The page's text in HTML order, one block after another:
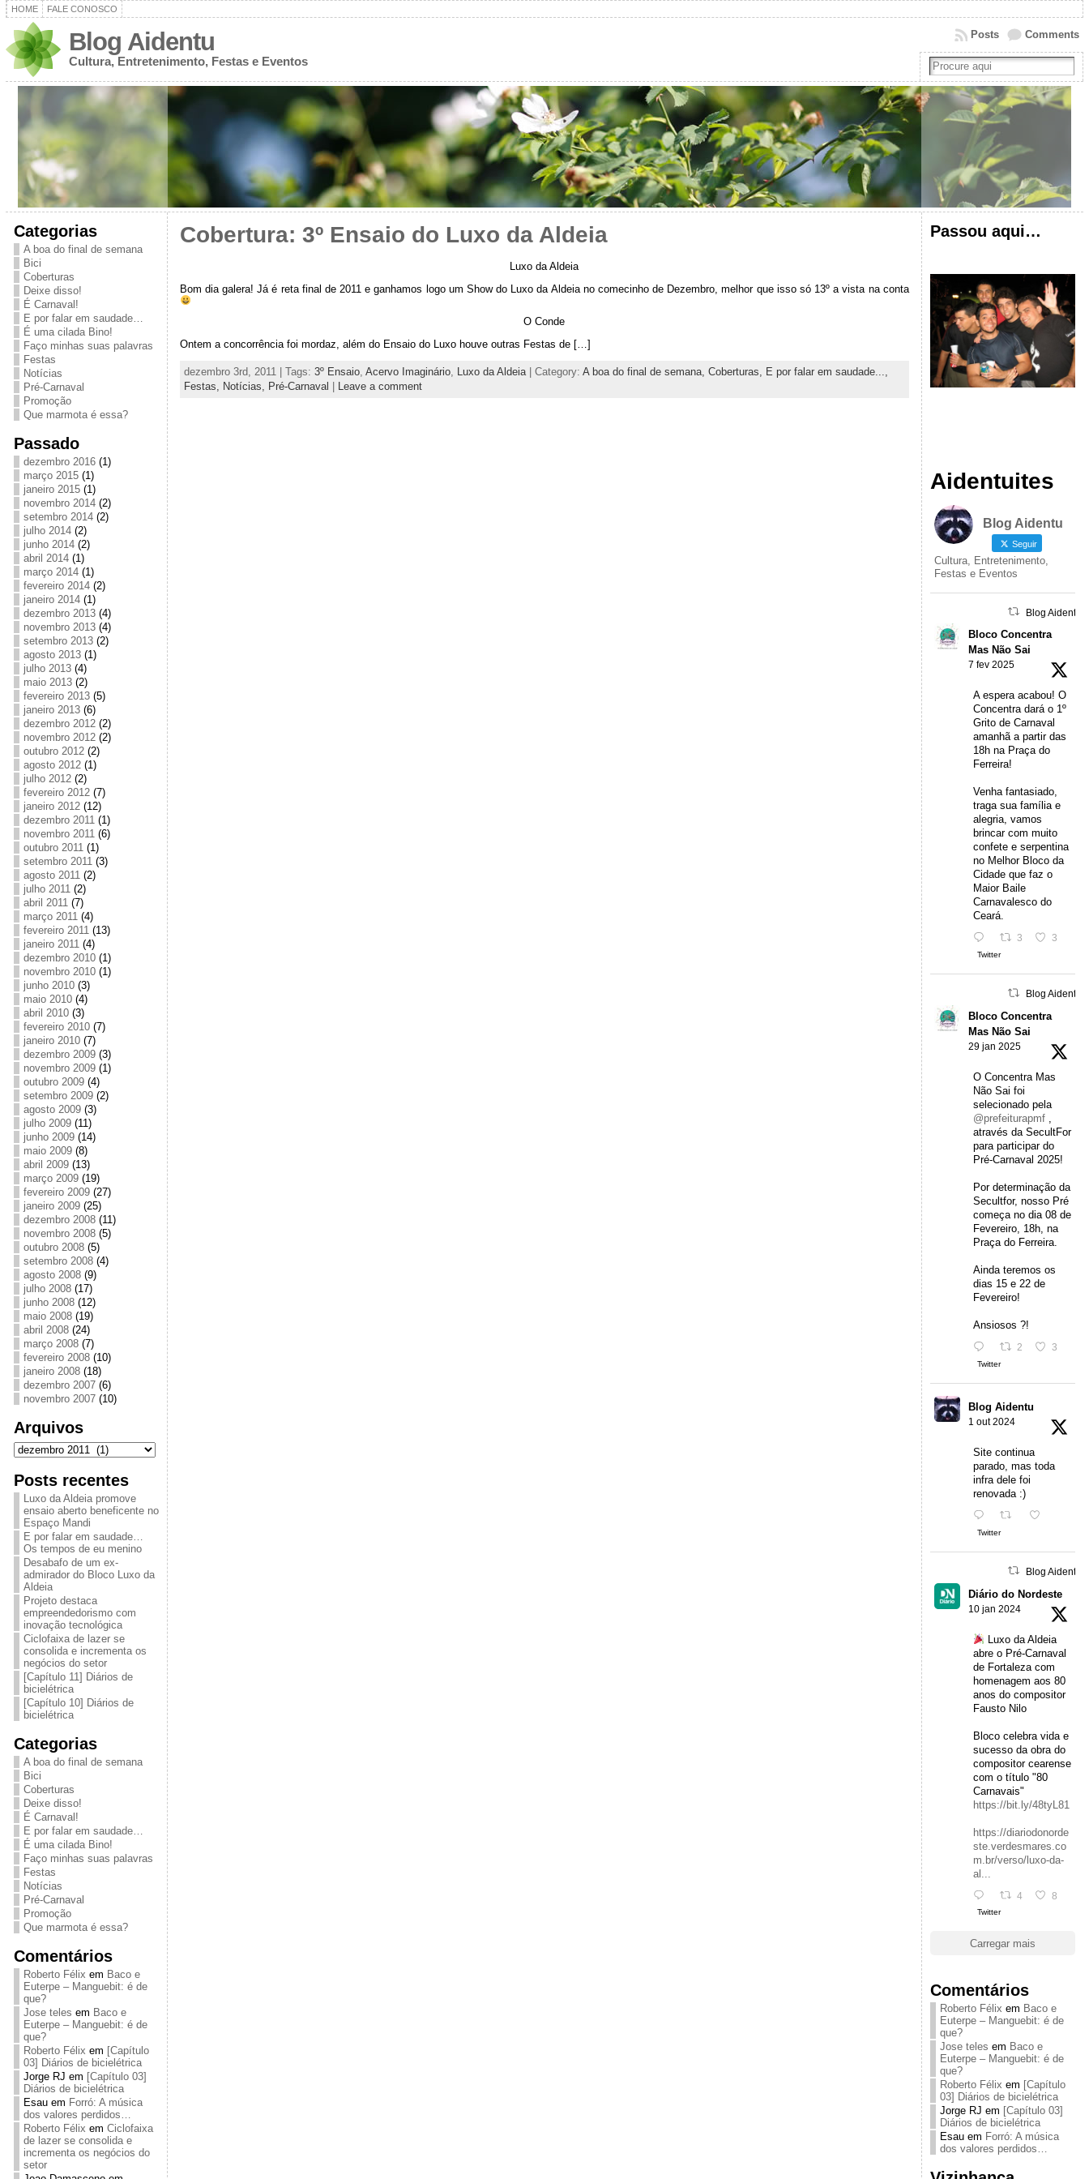
HOME FALE CONOSCO
Blog Aidentu
Cultura, Entretenimento, Festas e Eventos
Comments
Posts
Categorias
A boa do final de semana
Bici
Coberturas
Deixe disso!
É Carnaval!
E por falar em saudade…
É uma cilada Bino!
Faço minhas suas palavras
Festas
Notícias
Pré-Carnaval
Promoção
Que marmota é essa?
Passado
dezembro 2016(1)
março 2015(1)
janeiro 2015(1)
novembro 2014(2)
setembro 2014(2)
julho 2014(2)
junho 2014(2)
abril 2014(1)
março 2014(1)
fevereiro 2014(2)
janeiro 2014(1)
dezembro 2013(4)
novembro 2013(4)
setembro 2013(2)
agosto 2013(1)
julho 2013(4)
maio 2013(2)
fevereiro 2013(5)
janeiro 2013(6)
dezembro 2012(2)
novembro 2012(2)
outubro 2012(2)
agosto 2012(1)
julho 2012(2)
fevereiro 2012(7)
janeiro 2012(12)
dezembro 2011(1)
novembro 2011(6)
outubro 2011(1)
setembro 2011(3)
agosto 2011(2)
julho 2011(2)
abril 2011(7)
março 2011(4)
fevereiro 2011(13)
janeiro 2011(4)
dezembro 2010(1)
novembro 2010(1)
junho 2010(3)
maio 2010(4)
abril 2010(3)
fevereiro 2010(7)
janeiro 2010(7)
dezembro 2009(3)
novembro 2009(1)
outubro 2009(4)
setembro 2009(2)
agosto 2009(3)
julho 2009(11)
junho 2009(14)
maio 2009(8)
abril 2009(13)
março 2009(19)
fevereiro 2009(27)
janeiro 2009(25)
dezembro 2008(11)
novembro 2008(5)
outubro 2008(5)
setembro 2008(4)
agosto 2008(9)
julho 2008(17)
junho 2008(12)
maio 2008(19)
abril 2008(24)
março 2008(7)
fevereiro 2008(10)
janeiro 2008(18)
dezembro 2007(6)
novembro 2007(10)
Arquivos
Arquivos
Posts recentes
Luxo da Aldeia promove
ensaio aberto beneficente no
Espaço Mandi
E por falar em saudade…
Os tempos de eu menino
Desabafo de um ex-
admirador do Bloco Luxo da
Aldeia
Projeto destaca
empreendedorismo com
inovação tecnológica
Ciclofaixa de lazer se
consolida e incrementa os
negócios do setor
[Capítulo 11] Diários de
bicielétrica
[Capítulo 10] Diários de
bicielétrica
Categorias
A boa do final de semana
Bici
Coberturas
Deixe disso!
É Carnaval!
E por falar em saudade…
É uma cilada Bino!
Faço minhas suas palavras
Festas
Notícias
Pré-Carnaval
Promoção
Que marmota é essa?
Comentários
Roberto Félix em Baco e
Euterpe – Manguebit: é de
que?
Jose teles em Baco e
Euterpe – Manguebit: é de
que?
Roberto Félix em [Capítulo
03] Diários de bicielétrica
Jorge RJ em [Capítulo 03]
Diários de bicielétrica
Esauem Forró: A música
dos valores perdidos…
Roberto Félix em Ciclofaixa
de lazer se consolida e
incrementa os negócios do
setor
Cobertura: 3º Ensaio do Luxo da Aldeia
Luxo da Aldeia
Bom dia galera! Já é reta final de 2011 e ganhamos logo um Show do Luxo da Aldeia no comecinho de Dezembro, melhor que isso só 13º a vista na conta
O Conde
Ontem a concorrência foi mordaz, além do Ensaio do Luxo houve outras Festas de […]
dezembro 3rd, 2011 | Tags: 3º Ensaio, Acervo Imaginário, Luxo da Aldeia| Category: A boa do final de semana, Coberturas,
E por falar em saudade...,
Festas,
Notícias, Pré-Carnaval Leave a comment
Passou aqui…
Aidentuites
Blog Aidentu
Seguir
Cultura, Entretenimento,
Festas e Eventos
Blog Aidentu
Bloco Concentra
Mas Não Sai
7 fev 2025
A espera acabou! O
Concentra dará o 1º
Grito de Carnaval
amanhã a partir das
18h na Praça do
Ferreira!
Venha fantasiado,
traga sua família e
alegria, vamos
brincar com muito
confete e serpentina
no Melhor Bloco da
Cidade que faz o
Maior Baile
Carnavalesco do
Ceará.
3 3
Twitter
Blog Aidentu
Bloco Concentra
Mas Não Sai
29 jan 2025
O Concentra Mas
Não Sai foi
selecionado pela
@prefeiturapmf,
através da SecultFor
para participar do
Pré-Carnaval 2025!
Por determinação da
Secultfor, nosso Pré
começa no dia 08 de
Fevereiro, 18h, na
Praça do Ferreira.
Ainda teremos os
dias 15 e 22 de
Fevereiro!
Ansiosos ?!
2 3
Twitter
Blog Aidentu
1 out 2024
Site continua
parado, mas toda
infra dele foi
renovada :)
Twitter
Blog Aidentu
Diário do Nordeste
10 jan 2024
Luxo da Aldeia
abre o Pré-Carnaval
de Fortaleza com
homenagem aos 80
anos do compositor
Fausto Nilo
Bloco celebra vida e
sucesso da obra do
compositor cearense
com o título "80
Carnavais"
https://bit.ly/48tyL81
https://diariodonorde
ste.verdesmares.co
m.br/verso/luxo-da-
al...
4 8
Twitter
Carregar mais
Comentários
Roberto Félix em Baco e
Euterpe – Manguebit: é de
que?
Jose teles em Baco e
Euterpe – Manguebit: é de
que?
Roberto Félix em [Capítulo
03] Diários de bicielétrica
Jorge RJ em [Capítulo 03]
Diários de bicielétrica
Esauem Forró: A música
dos valores perdidos…